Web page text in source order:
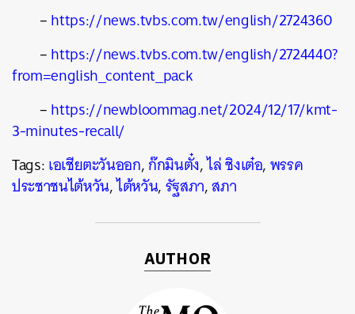
–https://news.tvbs.com.tw/english/2724360
–https://news.tvbs.com.tw/english/2724440?
from=english_content_pack
–https://newbloommag.net/2024/12/17/kmt-
3-minutes-recall/
Tags:เอเชียตะวันออก,ก๊กมินตั๋ง,ไล่ ชิงเต๋อ,พรรค
ประชาชนไต้หวัน,ไต้หวัน,รัฐสภา,สภา
AUTHOR